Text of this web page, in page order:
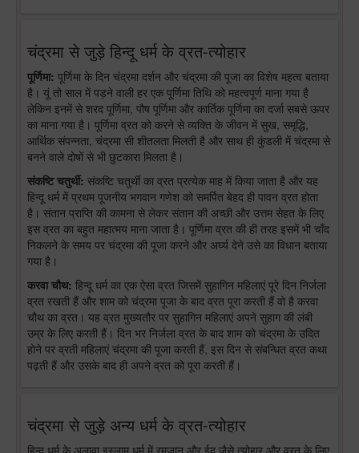
चंद्रमा से जुड़े हिन्दू धर्म के व्रत-त्योहार
पूर्णिमा: पूर्णिमा के दिन चंद्रमा दर्शन और चंद्रमा की पूजा का विशेष महत्व बताया
है। यूं तो साल में पड़ने वाली हर एक पूर्णिमा तिथि को महत्वपूर्ण माना गया है
लेकिन इनमें से शरद पूर्णिमा, पौष पूर्णिमा और कार्तिक पूर्णिमा का दर्जा सबसे ऊपर
का माना गया है। पूर्णिमा व्रत को करने से व्यक्ति के जीवन में सुख, समृद्धि,
आर्थिक संपन्नता, चंद्रमा सी शीतलता मिलती है और साथ ही कुंडली में चंद्रमा से
बनने वाले दोषों से भी छुटकारा मिलता है।
संकष्टि चतुर्थी: संकष्टि चतुर्थी का व्रत प्रत्येक माह में किया जाता है और यह
हिन्दू धर्म में प्रथम पूजनीय भगवान गणेश को समर्पित बेहद ही पावन व्रत होता
है। संतान प्राप्ति की कामना से लेकर संतान की अच्छी और उत्तम सेहत के लिए
इस व्रत का बहुत महात्मय माना जाता है। पूर्णिमा व्रत की ही तरह इसमें भी चाँद
निकलने के समय पर चंद्रमा की पूजा करने और अर्घ्य देने उसे का विधान बताया
गया है।
करवा चौथ: हिन्दू धर्म का एक ऐसा व्रत जिसमें सुहागिन महिलाएं पूरे दिन निर्जला
व्रत रखती हैं और शाम को चंद्रमा पूजा के बाद व्रत पूरा करती हैं वो है करवा
चौथ का व्रत। यह व्रत मुख्यतौर पर सुहागिन महिलाएं अपने सुहाग की लंबी
उम्र के लिए करती हैं। दिन भर निर्जला व्रत के बाद शाम को चंद्रमा के उदित
होने पर व्रती महिलाएं चंद्रमा की पूजा करती हैं, इस दिन से संबन्धित व्रत कथा
पढ़ती हैं और उसके बाद ही अपने व्रत को पूरा करती हैं।
चंद्रमा से जुड़े अन्य धर्म के व्रत-त्योहार
हिन्दू धर्म के अलावा इस्लाम धर्म में रमज़ान और ईद जैसे त्योहार और व्रत के लिए